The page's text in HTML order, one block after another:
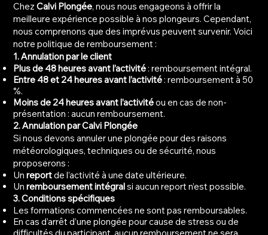
ChezCalvi Plongée, nous nous engageons à offrir la
meilleure expérience possible à nos plongeurs. Cependant,
nous comprenons que des imprévus peuvent survenir. Voici
notre politique de remboursement :
1. Annulation par le client
Plus de 48 heures avant l’activité : remboursement intégral.
Entre 48 et 24 heures avant l’activité : remboursement à 50
%.
Moins de 24 heures avant l’activitéou en cas de non-
présentation : aucun remboursement.
2. Annulation par Calvi Plongée
Si nous devons annuler une plongée pour des raisons
météorologiques, techniques ou de sécurité, nous
proposerons :
Unreportde l’activité à une date ultérieure.
Unremboursement intégralsi aucun report n’est possible.
3. Conditions spécifiques
Les formations commencées ne sont pas remboursables.
En cas d’arrêt d’une plongée pour cause de stress ou de